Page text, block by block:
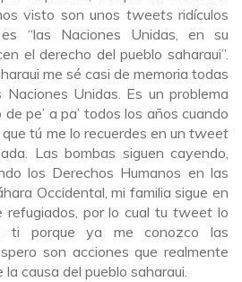
visto son unos tweetsridículos
“las Naciones Unidas, en su
el derecho del pueblo saharaui”.
me sé casi de memoria todas
Unidas. Es un problema
pe’ a pa’ todos los años cuando
tú me lo recuerdes en un tweet
Las bombas siguen cayendo,
los Derechos Humanos en las
Occidental, mi familia sigue en
refugiados, por lo cual tutweet lo
ti porque ya me conozco las
son acciones que realmente
causa del pueblo saharaui.